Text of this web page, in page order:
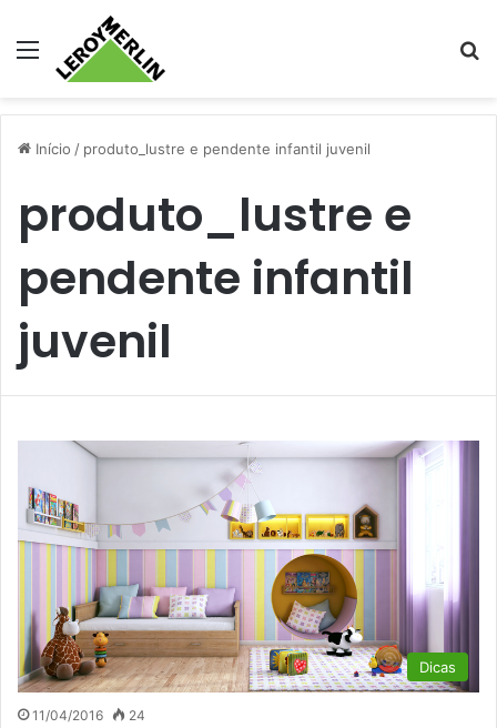
Menu
Início / produto_lustre e pendente infantil juvenil
produto_lustre e
pendente infantil
juvenil
Dicas
11/04/2016 24